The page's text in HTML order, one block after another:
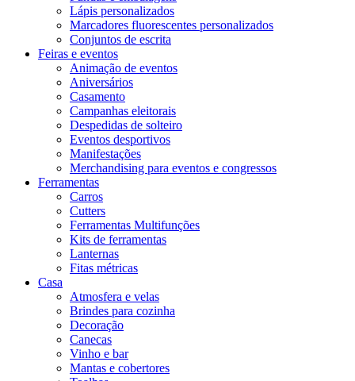
Lápis personalizados
Marcadores fluorescentes personalizados
Conjuntos de escrita
Feiras e eventos
Animação de eventos
Aniversários
Casamento
Campanhas eleitorais
Despedidas de solteiro
Eventos desportivos
Manifestações
Merchandising para eventos e congressos
Ferramentas
Carros
Cutters
Ferramentas Multifunções
Kits de ferramentas
Lanternas
Fitas métricas
Casa
Atmosfera e velas
Brindes para cozinha
Decoração
Canecas
Vinho e bar
Mantas e cobertores